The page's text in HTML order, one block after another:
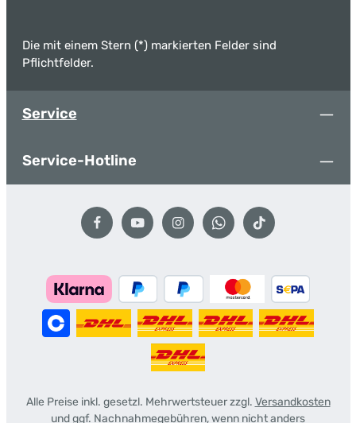
Die mit einem Stern (*) markierten Felder sind
Pflichtfelder.
Service
Service-Hotline
Alle Preise inkl. gesetzl. Mehrwertsteuer zzgl. Versandkosten
und ggf. Nachnahmegebühren, wenn nicht anders